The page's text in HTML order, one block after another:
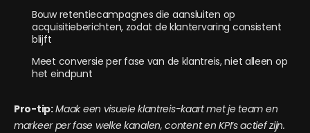
Bouw retentiecampagnes die aansluiten op
acquisitieberichten, zodat de klantervaring consistent
blijft
Meet conversie per fase van de klantreis, niet alleen op
het eindpunt
Pro-tip:Maak een visuele klantreis-kaart met je team en
markeer per fase welke kanalen, content en KPI’s actief zijn.